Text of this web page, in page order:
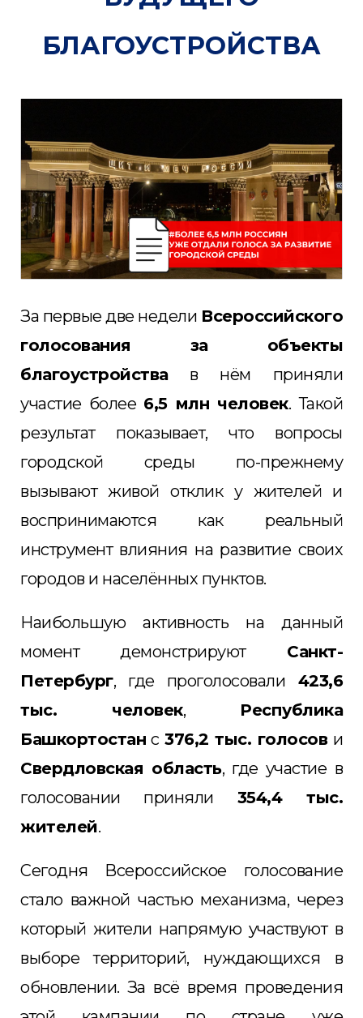
БЛАГОУСТРОЙСТВА
За первые две недели Всероссийского
голосования за объекты
благоустройствав нём приняли
участие более 6,5 млн человек. Такой
результат показывает, что вопросы
городской среды по-прежнему
вызывают живой отклик у жителей и
воспринимаются как реальный
инструмент влияния на развитие своих
городов и населённых пунктов.
Наибольшую активность на данный
момент демонстрируют Санкт-
Петербург, где проголосовали 423,6
тыс. человек, Республика
Башкортостан с376,2 тыс. голосов и
Свердловская область, где участие в
голосовании приняли 354,4 тыс.
жителей.
Сегодня Всероссийское голосование
стало важной частью механизма, через
который жители напрямую участвуют в
выборе территорий, нуждающихся в
обновлении. За всё время проведения